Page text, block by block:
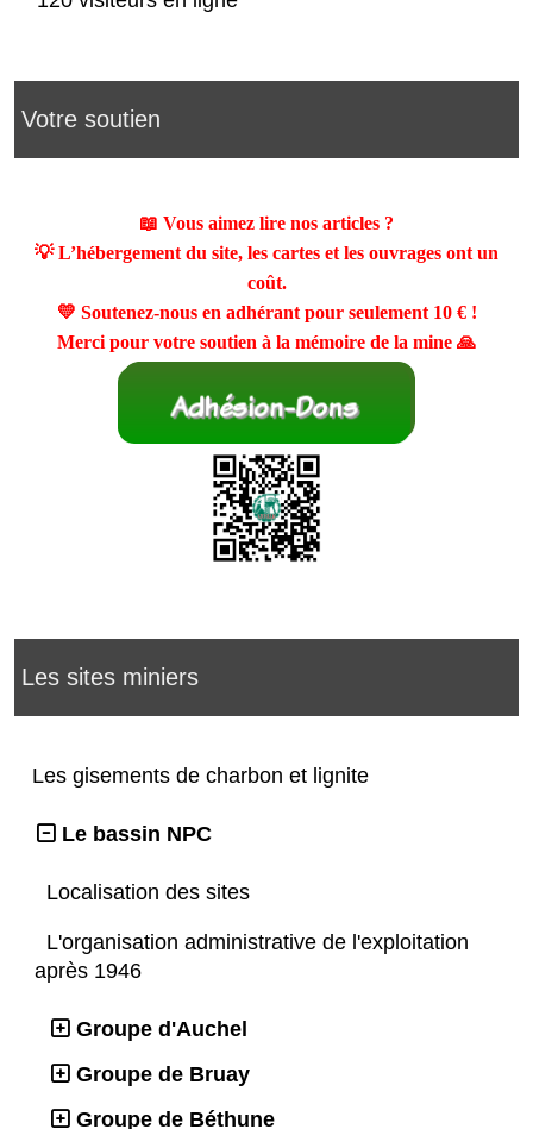
Votre soutien
📖 Vous aimez lire nos articles ?
💡 L’hébergement du site, les cartes et les ouvrages ont un
coût.
💛 Soutenez-nous en adhérant pour seulement 10 €!
Merci pour votre soutien à la mémoire de la mine 🙏
Les sites miniers
Les gisements de charbon et lignite
Le bassin NPC
Localisation des sites
L'organisation administrative de l'exploitation
après 1946
Groupe d'Auchel
Groupe de Bruay
Groupe de Béthune